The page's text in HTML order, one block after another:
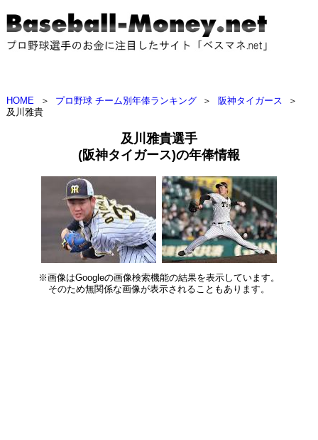
HOME ＞ プロ野球 チーム別年俸ランキング ＞ 阪神タイガース
＞
及川雅貴
及川雅貴選手
(阪神タイガース)の年俸情報
※画像はGoogleの画像検索機能の結果を表示しています。
そのため無関係な画像が表示されることもあります。